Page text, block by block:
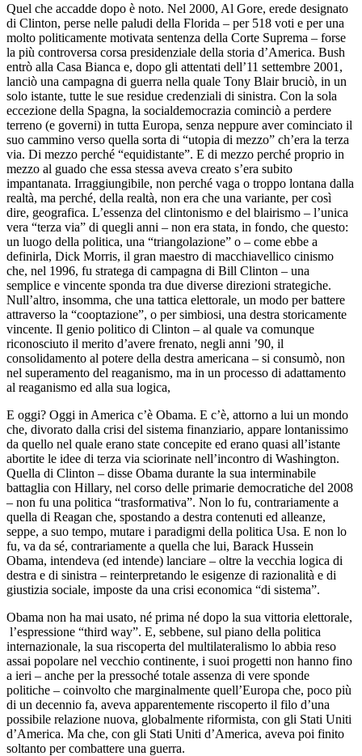
Quel che accadde dopo è noto. Nel 2000, Al Gore, erede designato
di Clinton, perse nelle paludi della Florida – per 518 voti e per una
molto politicamente motivata sentenza della Corte Suprema – forse
la più controversa corsa presidenziale della storia d’America. Bush
entrò alla Casa Bianca e, dopo gli attentati dell’11 settembre 2001,
lanciò una campagna di guerra nella quale Tony Blair bruciò, in un
solo istante, tutte le sue residue credenziali di sinistra. Con la sola
eccezione della Spagna, la socialdemocrazia cominciò a perdere
terreno (e governi) in tutta Europa, senza neppure aver cominciato il
suo cammino verso quella sorta di “utopia di mezzo” ch’era la terza
via. Di mezzo perché “equidistante”. E di mezzo perché proprio in
mezzo al guado che essa stessa aveva creato s’era subito
impantanata. Irraggiungibile, non perché vaga o troppo lontana dalla
realtà, ma perché, della realtà, non era che una variante, per così
dire, geografica. L’essenza del clintonismo e del blairismo – l’unica
vera “terza via” di quegli anni – non era stata, in fondo, che questo:
un luogo della politica, una “triangolazione” o – come ebbe a
definirla, Dick Morris, il gran maestro di macchiavellico cinismo
che, nel 1996, fu stratega di campagna di Bill Clinton – una
semplice e vincente sponda tra due diverse direzioni strategiche.
Null’altro, insomma, che una tattica elettorale, un modo per battere
attraverso la “cooptazione”, o per simbiosi, una destra storicamente
vincente. Il genio politico di Clinton – al quale va comunque
riconosciuto il merito d’avere frenato, negli anni ’90, il
consolidamento al potere della destra americana – si consumò, non
nel superamento del reaganismo, ma in un processo di adattamento
al reaganismo ed alla sua logica,
E oggi? Oggi in America c’è Obama. E c’è, attorno a lui un mondo
che, divorato dalla crisi del sistema finanziario, appare lontanissimo
da quello nel quale erano state concepite ed erano quasi all’istante
abortite le idee di terza via sciorinate nell’incontro di Washington.
Quella di Clinton – disse Obama durante la sua interminabile
battaglia con Hillary, nel corso delle primarie democratiche del 2008
– non fu una politica “trasformativa”. Non lo fu, contrariamente a
quella di Reagan che, spostando a destra contenuti ed alleanze,
seppe, a suo tempo, mutare i paradigmi della politica Usa. E non lo
fu, va da sé, contrariamente a quella che lui, Barack Hussein
Obama, intendeva (ed intende) lanciare – oltre la vecchia logica di
destra e di sinistra – reinterpretando le esigenze di razionalità e di
giustizia sociale, imposte da una crisi economica “di sistema”.
Obama non ha mai usato, né prima né dopo la sua vittoria elettorale,
l’espressione “third way”. E, sebbene, sul piano della politica
internazionale, la sua riscoperta del multilateralismo lo abbia reso
assai popolare nel vecchio continente, i suoi progetti non hanno fino
a ieri – anche per la pressoché totale assenza di vere sponde
politiche – coinvolto che marginalmente quell’Europa che, poco più
di un decennio fa, aveva apparentemente riscoperto il filo d’una
possibile relazione nuova, globalmente riformista, con gli Stati Uniti
d’America. Ma che, con gli Stati Uniti d’America, aveva poi finito
soltanto per combattere una guerra.